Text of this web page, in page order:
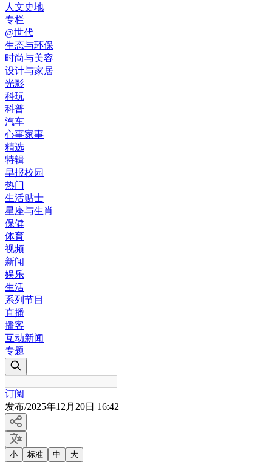
人文史地
专栏
@世代
生态与环保
时尚与美容
设计与家居
光影
科玩
科普
汽车
心事家事
精选
特辑
早报校园
热门
生活贴士
星座与生肖
保健
体育
视频
新闻
娱乐
生活
系列节目
直播
播客
互动新闻
专题
订阅
发布/2025年12月20日 16:42
小 标准 中 大